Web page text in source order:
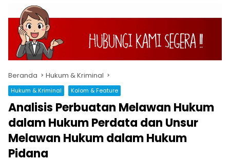
Beranda Hukum & Kriminal
Hukum & Kriminal Kolom & Feature
Analisis Perbuatan Melawan Hukum
dalam Hukum Perdata dan Unsur
Melawan Hukum dalam Hukum
Pidana